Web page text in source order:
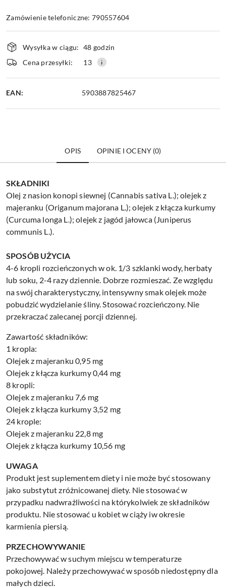
Zamówienie telefoniczne: 790557604
Dostępność
i
dostawa
Wysyłka w ciągu: 48 godzin
Cena przesyłki:
13
EAN: 5903887825467
OPIS OPINIE I OCENY (0)
SKŁADNIKI
Olej z nasion konopi siewnej (Cannabis sativa L.); olejek z
majeranku (Origanum majorana L.); olejek z kłącza kurkumy
(Curcuma longa L.); olejek z jagód jałowca (Juniperus
communis L.).
SPOSÓB UŻYCIA
4-6 kropli rozcieńczonych w ok. 1/3 szklanki wody, herbaty
lub soku, 2-4 razy dziennie. Dobrze rozmieszać. Ze względu
na swój charakterystyczny, intensywny smak olejek może
pobudzić wydzielanie śliny. Stosować rozcieńczony. Nie
przekraczać zalecanej porcji dziennej.
Zawartość składników:
1 kropla:
Olejek z majeranku 0,95 mg
Olejek z kłącza kurkumy 0,44 mg
8 kropli:
Olejek z majeranku 7,6 mg
Olejek z kłącza kurkumy 3,52 mg
24 krople:
Olejek z majeranku 22,8 mg
Olejek z kłącza kurkumy 10,56 mg
UWAGA
Produkt jest suplementem diety i nie może być stosowany
jako substytut zróżnicowanej diety. Nie stosować w
przypadku nadwrażliwości na którykolwiek ze składników
produktu. Nie stosować u kobiet w ciąży iw okresie
karmienia piersią.
PRZECHOWYWANIE
Przechowywać w suchym miejscu w temperaturze
pokojowej. Należy przechowywać w sposób niedostępny dla
małych dzieci.